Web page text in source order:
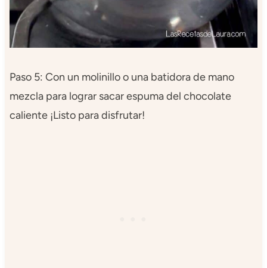
Paso 5: Con un molinillo o una batidora de mano
mezcla para lograr sacar espuma del chocolate
caliente ¡Listo para disfrutar!